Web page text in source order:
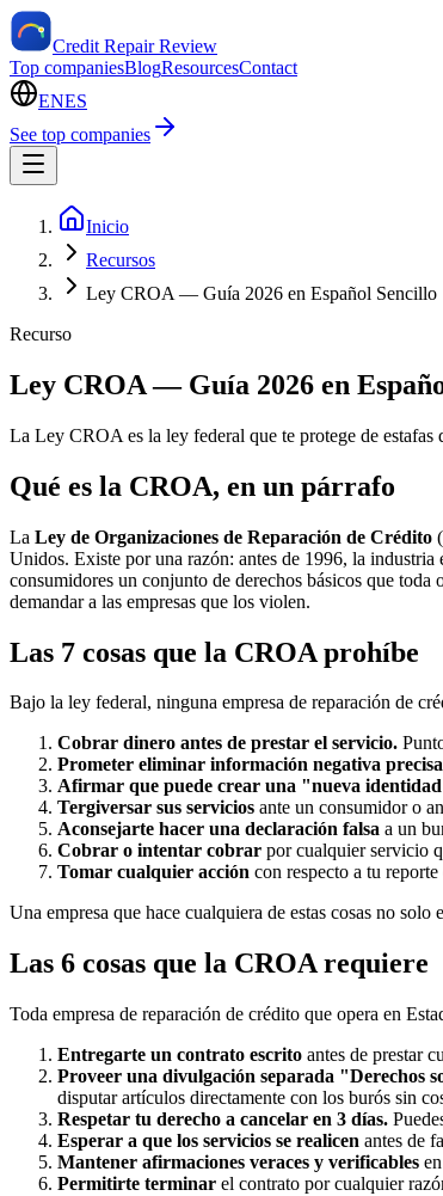
Credit Repair Review
Top companiesBlogResourcesContact
ENES
See top companies
Inicio
Recursos
Ley CROA — Guía 2026 en Español Sencillo
Recurso
Ley CROA — Guía 2026 en
La Ley CROA es la ley federal que te protege de estafas
Qué es la CROA, en un párrafo
La Ley de Organizaciones de Reparación de Crédito
Unidos. Existe por una razón: antes de 1996, la
consumidores un conjunto de derechos básicos que
demandar a las empresas que los violen.
Las 7 cosas que la CROA prohíbe
Bajo la ley federal, ninguna empresa de reparación de
Cobrar dinero antes de prestar el servicio.
Prometer eliminar información negativa precisa
Afirmar que puede crear una "nueva
Tergiversar sus servicios ante un consumidor o
Aconsejarte hacer una declaración falsa a un
Cobrar o intentar cobrar por cualquier servicio
Tomar cualquier acción con respecto a tu
Una empresa que hace cualquiera de estas cosas no
Las 6 cosas que la CROA requiere
Toda empresa de reparación de crédito que opera en
Entregarte un contrato escrito antes de prestar
Proveer una divulgación separada "Derechos
disputar artículos directamente con los burós sin
Respetar tu derecho a cancelar en 3 días.
Esperar a que los servicios se realicen antes de
Mantener afirmaciones veraces y verificables
Permitirte terminar el contrato por cualquier